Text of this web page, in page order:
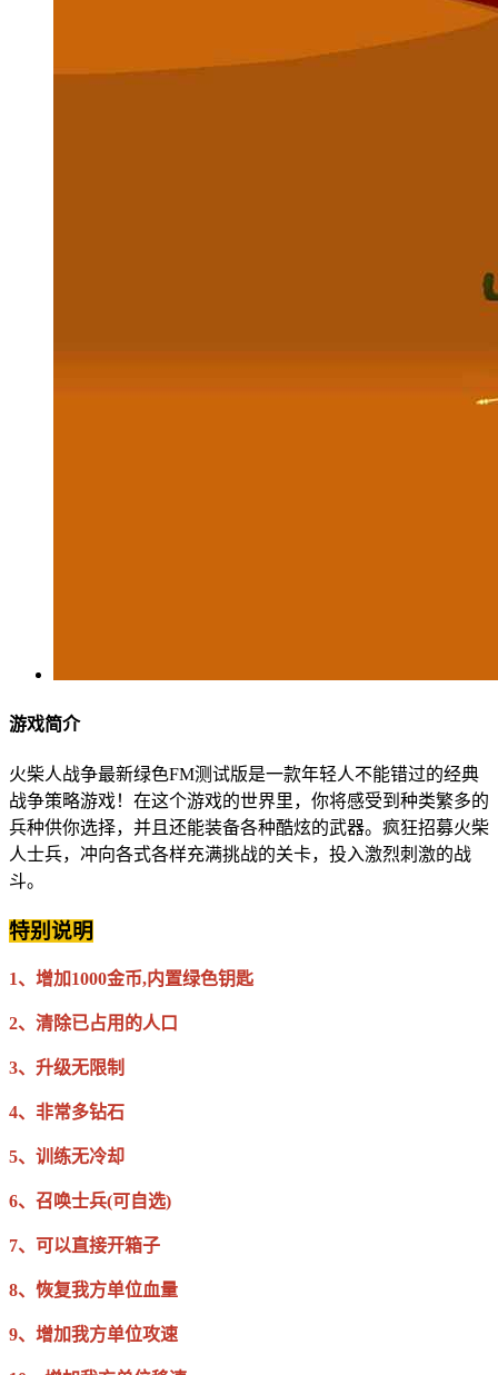
游戏简介
火柴人战争最新绿色FM测试版是一款年轻人不能错过的经典
战争策略游戏！在这个游戏的世界里，你将感受到种类繁多的
兵种供你选择，并且还能装备各种酷炫的武器。疯狂招募火柴
人士兵，冲向各式各样充满挑战的关卡，投入激烈刺激的战
斗。
特别说明
1、增加1000金币,内置绿色钥匙
2、清除已占用的人口
3、升级无限制
4、非常多钻石
5、训练无冷却
6、召唤士兵(可自选)
7、可以直接开箱子
8、恢复我方单位血量
9、增加我方单位攻速